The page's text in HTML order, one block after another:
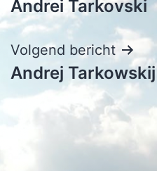
navigatie
Andrei Tarkovski
Volgend bericht
Andrej Tarkowskij